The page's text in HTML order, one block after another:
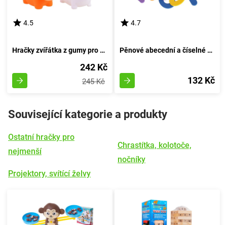
4.5
Hračky zvířátka z gumy pro koupání na farmě
242 Kč
245 Kč
4.7
Pěnové abecední a číselné bloky pro koupel
132 Kč
Související kategorie a produkty
Ostatní hračky pro
nejmenší
Projektory, svítící želvy
Chrastítka, kolotoče,
nočníky